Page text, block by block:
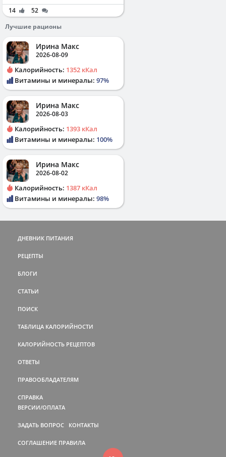
14
52
Лучшие рационы
Ирина Макс
2026-08-09
Калорийность: 1352 кКал
Витамины и минералы: 97%
Ирина Макс
2026-08-03
Калорийность: 1393 кКал
Витамины и минералы: 100%
Ирина Макс
2026-08-02
Калорийность: 1387 кКал
Витамины и минералы: 98%
ДНЕВНИК ПИТАНИЯ
РЕЦЕПТЫ
БЛОГИ
СТАТЬИ
ПОИСК
ТАБЛИЦА КАЛОРИЙНОСТИ
КАЛОРИЙНОСТЬ РЕЦЕПТОВ
ОТВЕТЫ
ПРАВООБЛАДАТЕЛЯМ
СПРАВКА
ВЕРСИИ/ОПЛАТА
ЗАДАТЬ ВОПРОС КОНТАКТЫ
СОГЛАШЕНИЕ ПРАВИЛА